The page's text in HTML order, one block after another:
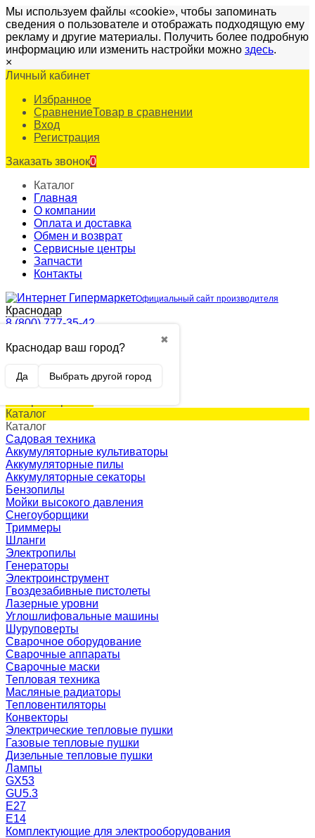
Мы используем файлы «cookie», чтобы запоминать
сведения о пользователе и отображать подходящую ему
рекламу и другие материалы. Получить более подробную
информацию или изменить настройки можно здесь.
×
Личный кабинет
Избранное
СравнениеТовар в сравнении
Вход
Регистрация
Заказать звонок0
Каталог
Главная
О компании
Оплата и доставка
Обмен и возврат
Сервисные центры
Запчасти
Контакты
Официальный сайт производителя
Краснодар
✖
Краснодар ваш город?
Да Выбрать другой город
8 (800) 777-35-42
0
0 p.
(пусто)
Каталог
Каталог
Садовая техника
Аккумуляторные культиваторы
Аккумуляторные пилы
Аккумуляторные секаторы
Бензопилы
Мойки высокого давления
Снегоуборщики
Триммеры
Шланги
Электропилы
Генераторы
Электроинструмент
Гвоздезабивные пистолеты
Лазерные уровни
Углошлифовальные машины
Шуруповерты
Сварочное оборудование
Сварочные аппараты
Сварочные маски
Тепловая техника
Масляные радиаторы
Тепловентиляторы
Конвекторы
Электрические тепловые пушки
Газовые тепловые пушки
Дизельные тепловые пушки
Лампы
GX53
GU5.3
Е27
Е14
Комплектующие для электрооборудования